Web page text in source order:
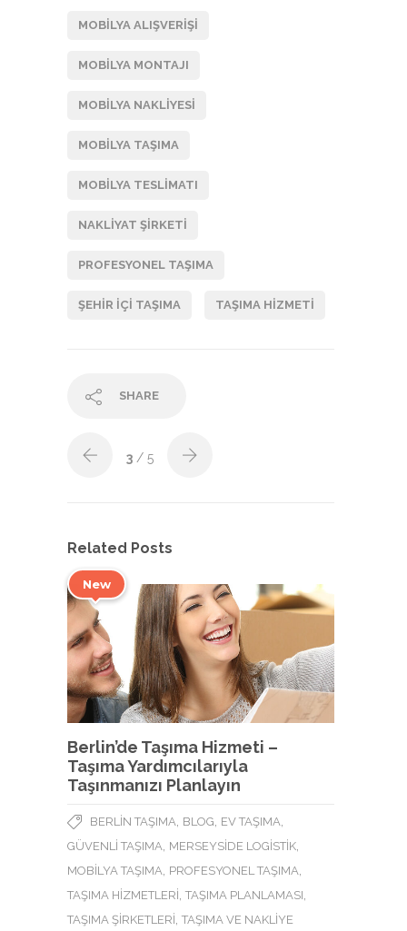
MOBILYA ALIŞVERIŞI
MOBILYA MONTAJI
MOBILYA NAKLIYESI
MOBILYA TAŞIMA
MOBILYA TESLIMATI
NAKLIYAT ŞIRKETI
PROFESYONEL TAŞIMA
ŞEHIR IÇI TAŞIMA TAŞIMA HIZMETI
SHARE
3 / 5
Related Posts
New
Berlin’de Taşıma Hizmeti –
Taşıma Yardımcılarıyla
Taşınmanızı Planlayın
BERLIN TAŞIMA BLOG EV TAŞIMA
GÜVENLI TAŞIMA MERSEYSIDE LOGISTIK
MOBILYA TAŞIMA PROFESYONEL TAŞIMA
TAŞIMA HIZMETLERI TAŞIMA PLANLAMASI
TAŞIMA ŞIRKETLERI TAŞIMA VE NAKLIYE